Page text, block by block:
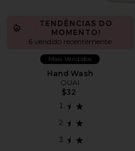
TENDÊNCIAS DO
MOMENTO!
6 vendido recentemente
Mais Vendidos
Hand Wash
OUAI
$32